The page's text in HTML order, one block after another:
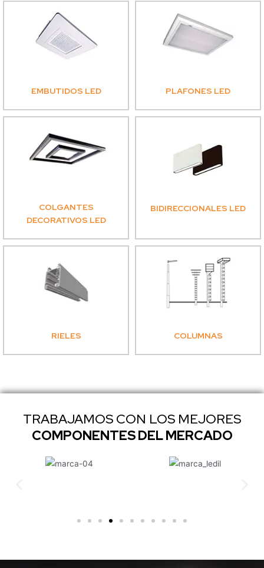
EMBUTIDOS LED PLAFONES LED
COLGANTES
DECORATIVOS LED
BIDIRECCIONALES LED
RIELES COLUMNAS
TRABAJAMOS CON LOS MEJORES
COMPONENTES DEL MERCADO